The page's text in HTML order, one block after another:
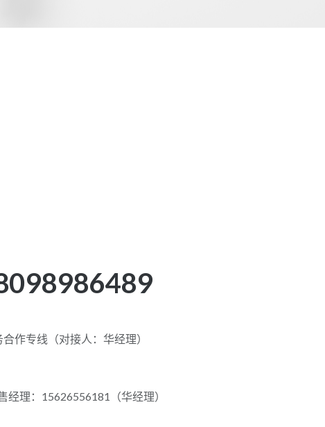
合作专线（对接人：华经理）
经理：15626556181（华经理）